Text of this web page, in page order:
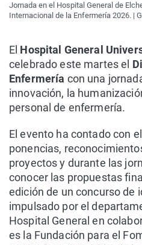
Jornada en el Hospital General de
Internacional de la Enfermería 2026. |
El Hospital General
celebrado este martes el
Enfermería con una
innovación, la
personal de enfermería.
El evento ha contado con
ponencias,
proyectos y durante las
conocer las propuestas
edición de un concurso de
impulsado por el
Hospital General en
es la Fundación para el